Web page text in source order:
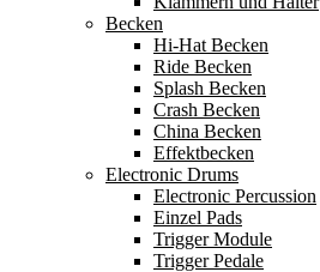
Becken
Hi-Hat Becken
Ride Becken
Splash Becken
Crash Becken
China Becken
Effektbecken
Electronic Drums
Electronic Percussion
Einzel Pads
Trigger Module
Trigger Pedale